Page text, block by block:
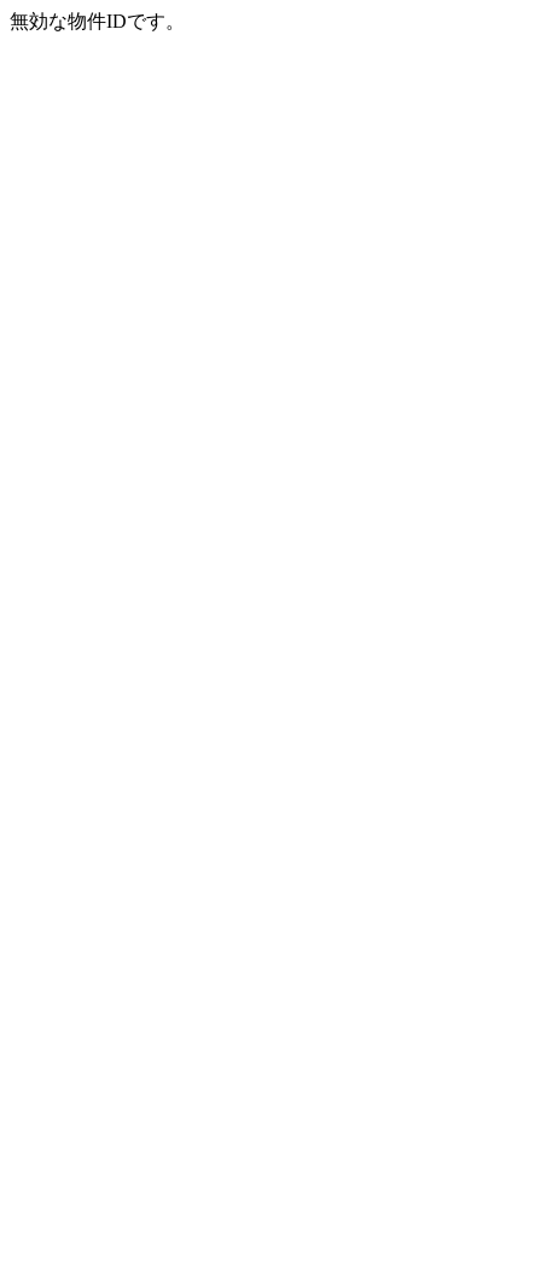
無効な物件IDです。